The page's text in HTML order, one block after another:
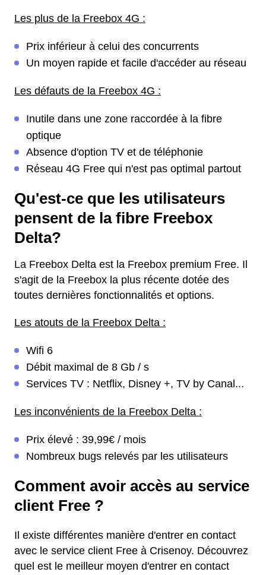
Les plus de la Freebox 4G :
Prix inférieur à celui des concurrents
Un moyen rapide et facile d'accéder au réseau
Les défauts de la Freebox 4G :
Inutile dans une zone raccordée à la fibre
optique
Absence d'option TV et de téléphonie
Réseau 4G Free qui n'est pas optimal partout
Qu'est-ce que les utilisateurs
pensent de la fibre Freebox
Delta?
La Freebox Delta est la Freebox premium Free. Il
s'agit de la Freebox la plus récente dotée des
toutes dernières fonctionnalités et options.
Les atouts de la Freebox Delta :
Wifi 6
Débit maximal de 8 Gb / s
Services TV : Netflix, Disney +, TV by Canal...
Les inconvénients de la Freebox Delta :
Prix élevé : 39,99€ / mois
Nombreux bugs relevés par les utilisateurs
Comment avoir accès au service
client Free ?
Il existe différentes manière d'entrer en contact
avec le service client Free à Crisenoy. Découvrez
quel est le meilleur moyen d'entrer en contact